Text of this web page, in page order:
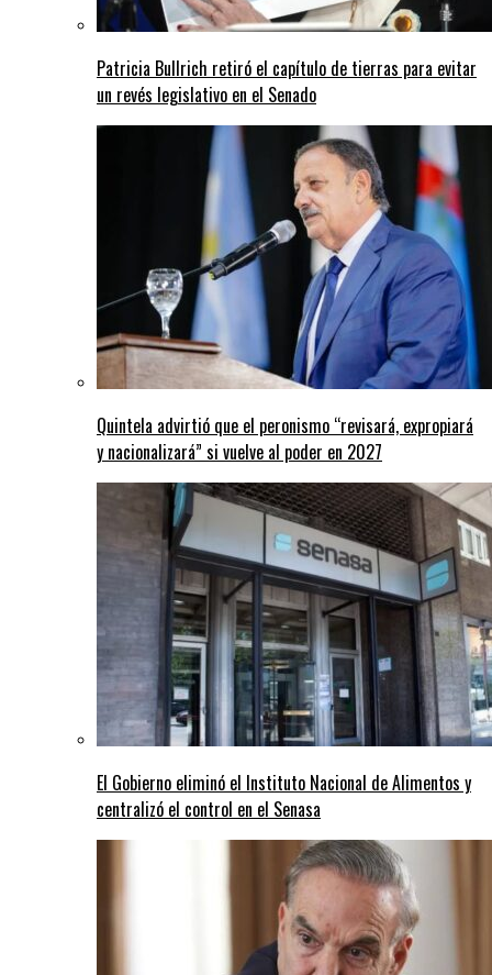
Patricia Bullrich retiró el capítulo de tierras para evitar
un revés legislativo en el Senado
Quintela advirtió que el peronismo “revisará, expropiará
y nacionalizará” si vuelve al poder en 2027
El Gobierno eliminó el Instituto Nacional de Alimentos y
centralizó el control en el Senasa